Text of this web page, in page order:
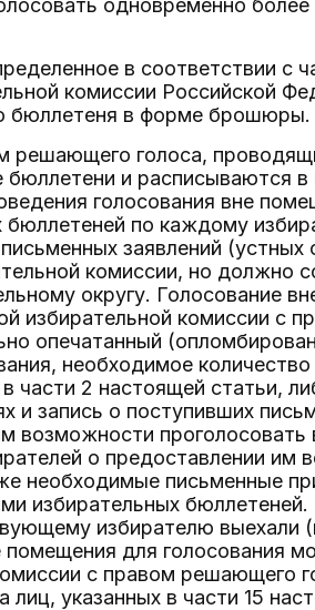
одновременно
в соответствии с
комиссии Российской
бюллетеня в форме брошюры.
решающего голоса,
и расписываются в
голосования вне
по каждому
заявлений (устных
комиссии, но должно
округу. Голосование
избирательной комиссии с
опечатанный
необходимое
части 2 настоящей статьи,
запись о поступивших
возможности
о предоставлении им
необходимые письменные
избирательных бюллетеней.
избирателю выехали
помещения для голосования
с правом решающего
указанных в части 15